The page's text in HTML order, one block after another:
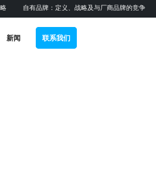
自有品牌：定义、战略及与厂商品牌的竞争
新闻 联系我们